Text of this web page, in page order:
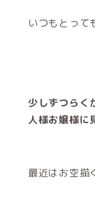
いつもとっ
少しずつらく
人様お嬢様に
最近はお空